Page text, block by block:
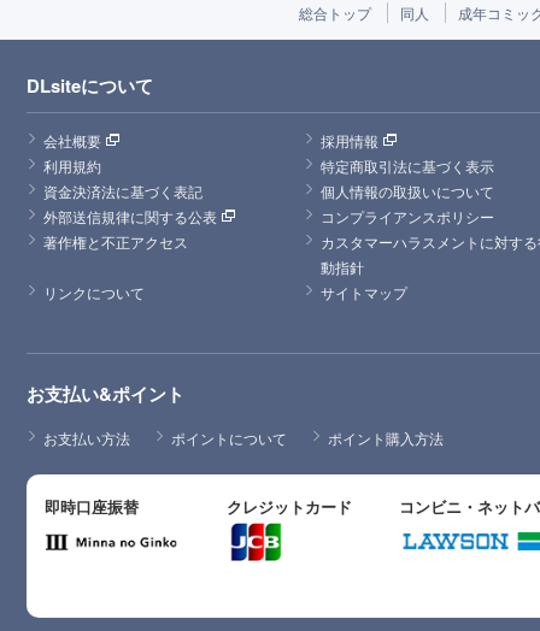
総合トップ 同人 成年コミッ
DLsiteについて
会社概要
採用情報
利用規約
特定商取引法に基づく表示
資金決済法に基づく表記
個人情報の取扱いについて
外部送信規律に関する公表
コンプライアンスポリシー
著作権と不正アクセス
カスタマーハラスメントに対す
動指針
リンクについて
サイトマップ
お支払い&ポイント
お支払い方法 ポイントについて ポイント購入方法
即時口座振替 クレジットカード コンビニ・ネット